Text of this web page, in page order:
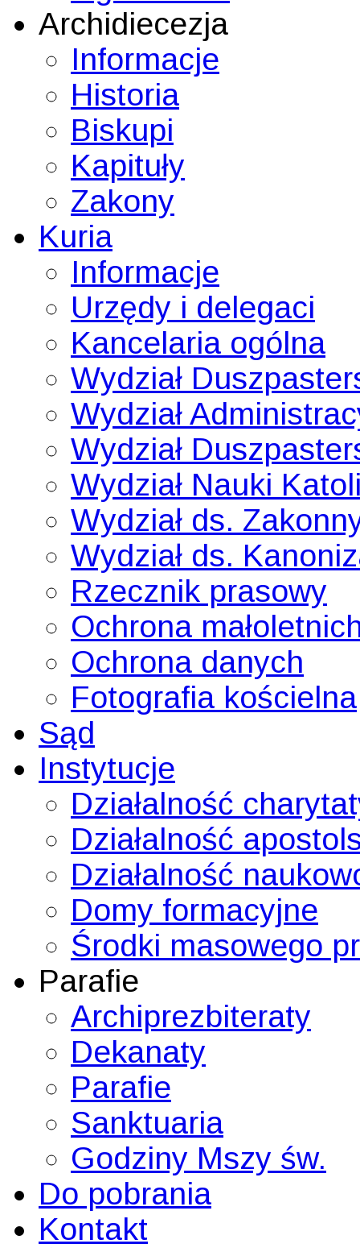
Archidiecezja
Informacje
Historia
Biskupi
Kapituły
Zakony
Kuria
Informacje
Urzędy i delegaci
Kancelaria ogólna
Wydział
Wydział
Wydział
Wydział Nauki
Wydział ds.
Wydział ds.
Rzecznik prasowy
Ochrona
Ochrona danych
Fotografia kościelna
Sąd
Instytucje
Działalność
Działalność
Działalność
Domy formacyjne
Środki masowego
Parafie
Archiprezbiteraty
Dekanaty
Parafie
Sanktuaria
Godziny Mszy św.
Do pobrania
Kontakt